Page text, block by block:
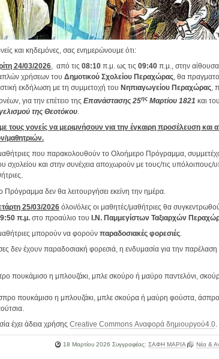
και κηδεμόνες, σας ενημερώνουμε ότι:
24/03/2026, από τις 08:10 π.μ. ως τις 09:40 π.μ., στην αίθουσα
χρήσεων του Δημοτικού Σχολείου Περαχώρας, θα
εκδήλωση με τη συμμετοχή του Νηπιαγωγείου Περαχώρας,
για την επέτειο της Επανάστασης 25ης Μαρτίου 1821 και του
της Θεοτόκου
τους γονείς να μεριμνήσουν για την έγκαιρη προσέλευση
μαθητριών.
που παρακολουθούν το Ολοήμερο Πρόγραμμα,
σχολείου και στην συνέχεια αποχωρούν με τους/τις υπόλοιπους/
δεν θα λειτουργήσει εκείνη την ημέρα.
25/03/2026 όλοι/όλες οι μαθητές/μαθήτριες θα
π.μ. στο προαύλιο του Ι.Ν. Παμμεγίστων Ταξιαρχών
μπορούν να φορούν παραδοσιακές φορεσιές.
δεν έχουν παραδοσιακή φορεσιά, η ενδυμασία για την παρέλαση
πουκάμισο η μπλουζάκι, μπλε σκούρο ή μαύρο παντελόνι,
πουκάμισο η μπλουζάκι, μπλε σκούρα ή μαύρη φούστα, άσπρο
έχει άδεια χρήσης Creative Commons Αναφορά δημιουργού4.0.
18 Μαρτίου 2026 Συγγραφέας: ΣΑΦΗ ΜΑΡΙΑ Νέα &